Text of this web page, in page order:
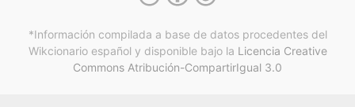
*Información compilada a base de datos procedentes del
Wikcionario español y disponible bajo la Licencia Creative
Commons Atribución-CompartirIgual 3.0